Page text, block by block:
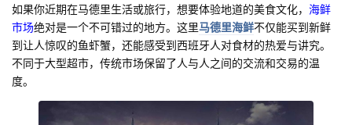
如果你近期在马德里生活或旅行，想要体验地道的美食文化， 海鲜
市场绝对是一个不可错过的地方。这里马德里海鲜不仅能买到新鲜
到让人惊叹的鱼虾蟹，还能感受到西班牙人对食材的热爱与讲究。
不同于大型超市，传统市场保留了人与人之间的交流和交易的温
度。